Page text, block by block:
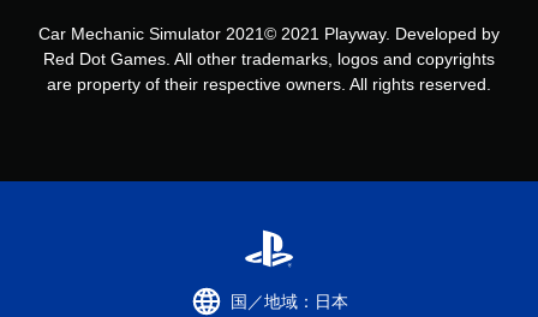
Car Mechanic Simulator 2021© 2021 Playway. Developed by
Red Dot Games. All other trademarks, logos and copyrights
are property of their respective owners. All rights reserved.
国／地域：日本